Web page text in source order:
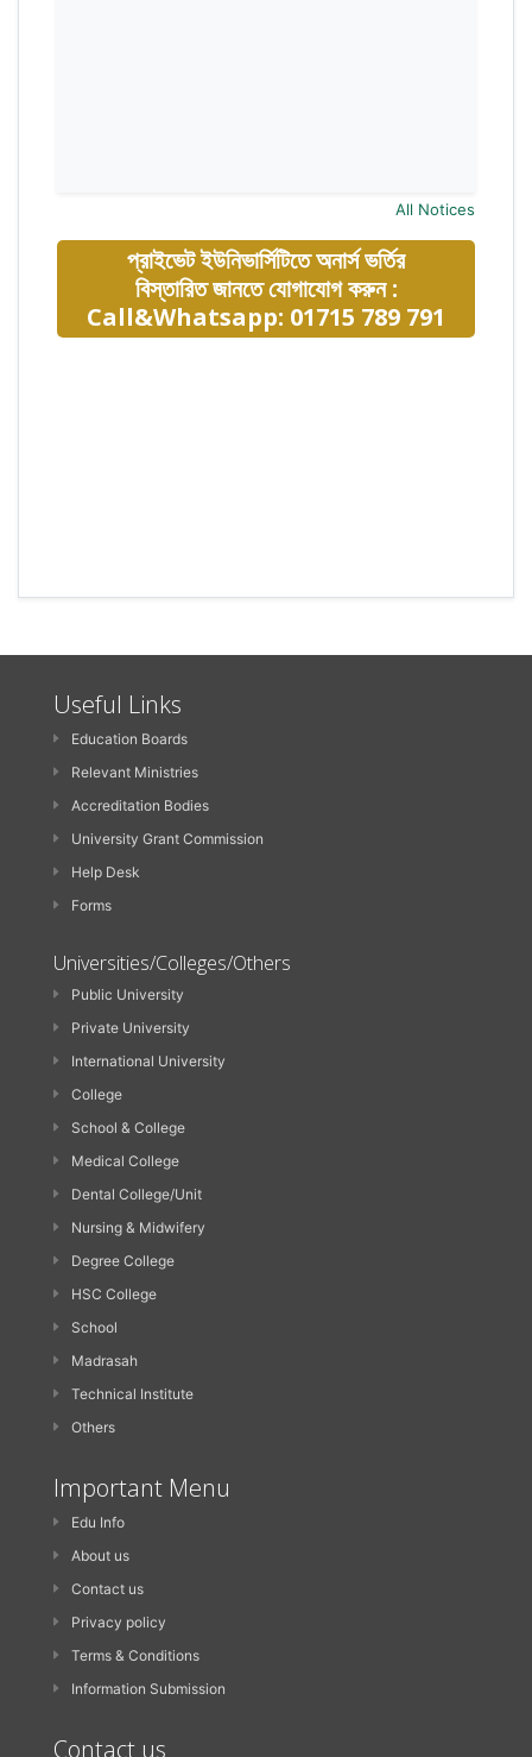
All Notices
প্রাইভেট ইউনিভার্সিটিতে অনার্স ভর্তির
বিস্তারিত জানতে যোগাযোগ করুন :
Call&Whatsapp: 01715 789 791
Useful Links
Education Boards
Relevant Ministries
Accreditation Bodies
University Grant Commission
Help Desk
Forms
Universities/Colleges/Others
Public University
Private University
International University
College
School & College
Medical College
Dental College/Unit
Nursing & Midwifery
Degree College
HSC College
School
Madrasah
Technical Institute
Others
Important Menu
Edu Info
About us
Contact us
Privacy policy
Terms & Conditions
Information Submission
Contact us